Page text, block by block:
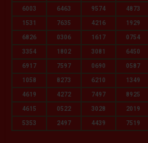
6003 6463 9574 4873
1531 7635 4216 1929
6826 0306 1617 0754
3354 1802 3081 6450
6917 7597 0690 0587
1058 8273 6210 1349
4619 4272 7497 8925
4615 0522 3028 2019
5353 2497 4439 7519